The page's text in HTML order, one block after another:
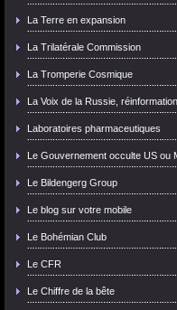
La Terre en expansion
La Trilatérale Commission
La Tromperie Cosmique
La Voix de la Russie, réinformation
Laboratoires pharmaceutiques
Le Gouvernement occulte US ou
Le Bildengerg Group
Le blog sur votre mobile
Le Bohémian Club
Le CFR
Le Chiffre de la bête